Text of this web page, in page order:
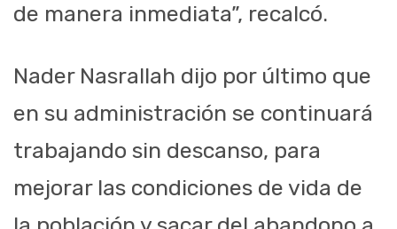
de manera inmediata”, recalcó.
Nader Nasrallah dijo por último que
en su administración se continuará
trabajando sin descanso, para
mejorar las condiciones de vida de